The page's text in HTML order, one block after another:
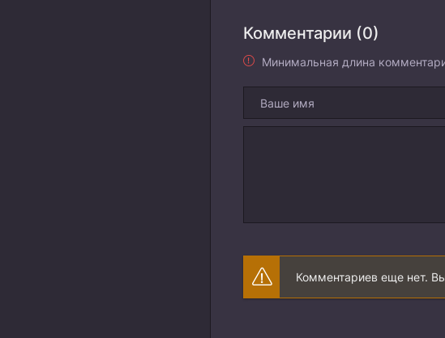
Комментарии (0)
Минимальная длина
Комментариев еще нет.